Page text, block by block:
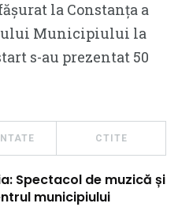
la Constanța a
Municipiului la
s-au prezentat 50
CTITE
Spectacol de muzică și
municipiului